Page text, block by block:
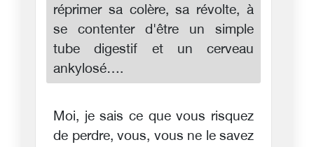
réprimer sa colère, sa révolte, à
se contenter d'être un simple
tube digestif et un cerveau
ankylosé….
Moi, je sais ce que vous risquez
de perdre, vous, vous ne le savez